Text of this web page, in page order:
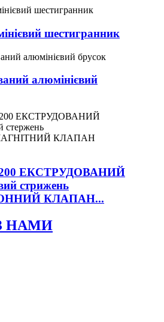
шестигранник
алюмінієвий
ЕКСТРУДОВАНИЙ
стрижень
КЛАПАН...
НАМИ